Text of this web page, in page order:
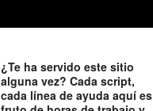
¿Te ha servido este sitio
alguna vez? Cada script,
cada línea de ayuda aquí es